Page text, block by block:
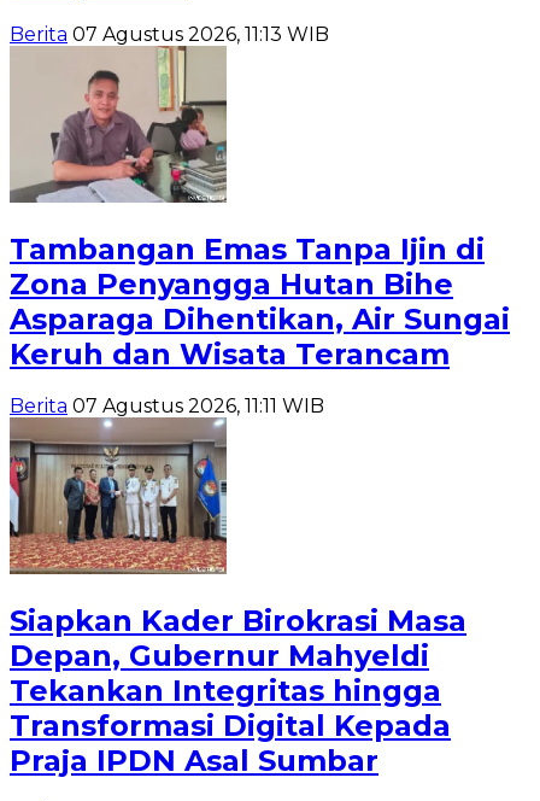
Berita 07 Agustus 2026, 11:13 WIB
Tambangan Emas Tanpa Ijin di
Zona Penyangga Hutan Bihe
Asparaga Dihentikan, Air Sungai
Keruh dan Wisata Terancam
Berita 07 Agustus 2026, 11:11 WIB
Siapkan Kader Birokrasi Masa
Depan, Gubernur Mahyeldi
Tekankan Integritas hingga
Transformasi Digital Kepada
Praja IPDN Asal Sumbar